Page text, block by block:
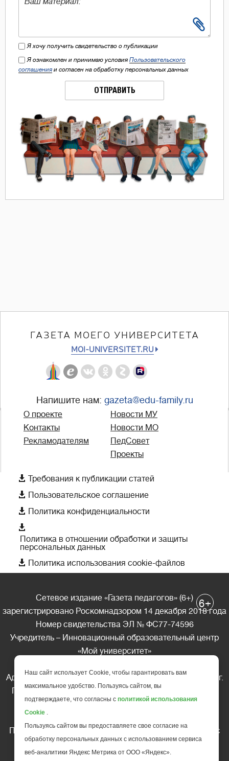
Я хочу получить свидетельство о публикации
Я ознакомлен и принимаю условия Пользовательского
соглашения и согласен на обработку персональных данных
ОТПРАВИТЬ
ГАЗЕТА МОЕГО УНИВЕРСИТЕТА
MOI-UNIVERSITET.RU
Напишите нам: gazeta@edu-family.ru
О проекте
Контакты
Рекламодателям
Новости МУ
Новости МО
ПедСовет
Проекты
 Требования к публикации статей
 Пользовательское соглашение
 Политика конфиденциальности

Политика в отношении обработки и защиты
персональных данных
 Политика использования cookie-файлов
Сетевое издание «Газета педагогов» (6+)
зарегистрировано Роскомнадзором 14 декабря 2018 года
Номер свидетельства ЭЛ № ФС77-74596
Учредитель – Инновационный образовательный центр
«Мой университет»
Адрес редакции: 185035 Россия, Республика Карелия, г.
Петрозаводск, ул. Фридриха Энгельса д.10, офис 211
Телефон редакции: +7 (499) 685-10-45
Перепечатка материалов газеты допускается только c
письменного разрешения редакции
Ссылка на «Газету педагогов» обязательна.
6+
Наш сайт использует Cookie, чтобы гарантировать вам
максимальное удобство. Пользуясь сайтом, вы
подтверждаете, что согласны с политикой использования
Cookie .
Пользуясь сайтом вы предоставляете свое согласие на
обработку персональных данных с использованием сервиса
веб-аналитики Яндекс Метрика от ООО «Яндекс».